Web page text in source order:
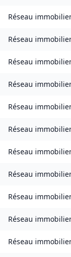
Réseau
Réseau
Réseau
Réseau
Réseau
Réseau
Réseau
Réseau
Réseau
Réseau
Réseau